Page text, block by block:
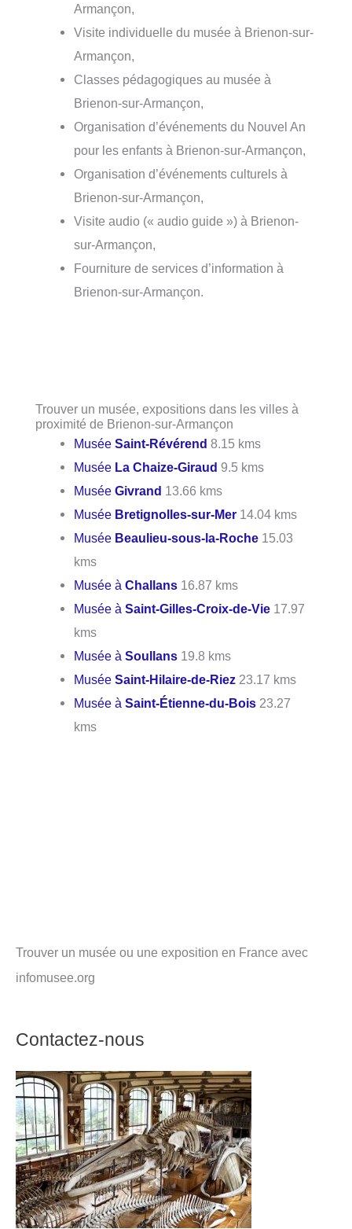
Armançon,
Visite individuelle du musée à Brienon-sur-
Armançon,
Classes pédagogiques au musée à
Brienon-sur-Armançon,
Organisation d’événements du Nouvel An
pour les enfants à Brienon-sur-Armançon,
Organisation d’événements culturels à
Brienon-sur-Armançon,
Visite audio (« audio guide ») à Brienon-
sur-Armançon,
Fourniture de services d’information à
Brienon-sur-Armançon.
Trouver un musée, expositions dans les villes à
proximité de Brienon-sur-Armançon
MuséeSaint-Révérend 8.15 kms
Musée La Chaize-Giraud 9.5 kms
MuséeGivrand 13.66 kms
Musée Bretignolles-sur-Mer 14.04 kms
Musée Beaulieu-sous-la-Roche 15.03
kms
Musée àChallans 16.87 kms
Musée àSaint-Gilles-Croix-de-Vie 17.97
kms
Musée àSoullans 19.8 kms
MuséeSaint-Hilaire-de-Riez 23.17 kms
Musée àSaint-Étienne-du-Bois 23.27
kms
Trouver un musée ou une exposition en France avec
infomusee.org
Contactez-nous